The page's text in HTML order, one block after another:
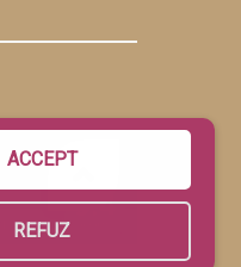
ACCEPT
REFUZ